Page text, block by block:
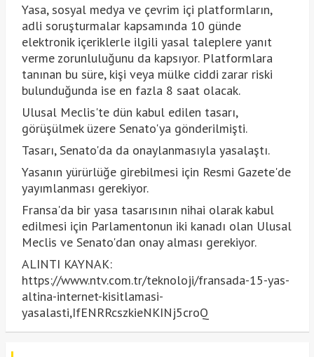
Yasa, sosyal medya ve çevrim içi platformların,
adli soruşturmalar kapsamında 10 günde
elektronik içeriklerle ilgili yasal taleplere yanıt
verme zorunluluğunu da kapsıyor. Platformlara
tanınan bu süre, kişi veya mülke ciddi zarar riski
bulunduğunda ise en fazla 8 saat olacak.
Ulusal Meclis'te dün kabul edilen tasarı,
görüşülmek üzere Senato'ya gönderilmişti.
Tasarı, Senato'da da onaylanmasıyla yasalaştı.
Yasanın yürürlüğe girebilmesi için Resmi Gazete'de
yayımlanması gerekiyor.
Fransa'da bir yasa tasarısının nihai olarak kabul
edilmesi için Parlamentonun iki kanadı olan Ulusal
Meclis ve Senato'dan onay alması gerekiyor.
ALINTI KAYNAK:
https://www.ntv.com.tr/teknoloji/fransada-15-yas-
altina-internet-kisitlamasi-
yasalasti,IfENRRcszkieNKINj5croQ